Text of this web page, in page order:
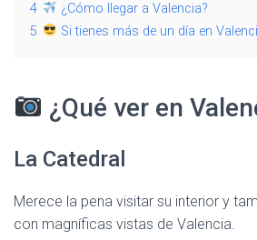
4
¿Cómo llegar a Valencia?
5
Si tienes más de un día en
¿Qué ver en
La Catedral
Merece la pena visitar su interior y
con magníficas vistas de Valencia.